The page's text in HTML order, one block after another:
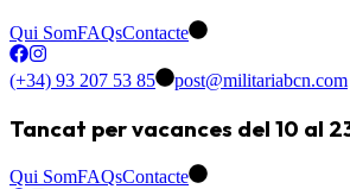
Qui SomFAQsContacte
(+34) 93 207 53 85 post@militariabcn.com
Tancat per vacances del 10 al
Qui SomFAQsContacte